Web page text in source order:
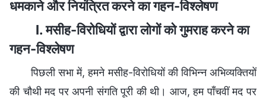
धमकाने और नियंत्रित करने का गहन-विश्लेषण
I. मसीह-विरोधियों द्वारा लोगों को गुमराह करने का
गहन-विश्लेषण
पिछली सभा में, हमने मसीह-विरोधियों की विभिन्न अभिव्यक्तियों
की चौथी मद पर अपनी संगति पूरी की थी। आज, हम पाँचवीं मद पर